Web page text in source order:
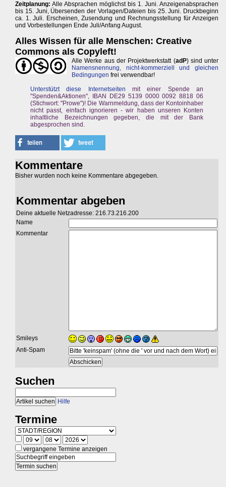
Zeitplanung: Alle Absprachen möglichst bis 1. Juni. Anzeigenabsprachen
bis 15. Juni, Übersenden der Vorlagen/Dateien bis 25. Juni. Druckbeginn
ca. 1. Juli. Erscheinen, Zusendung und Rechnungsstellung für Anzeigen
und Vorbestellungen Ende Juli/Anfang August.
Alles Wissen für alle Menschen: Creative
Commons als Copyleft!
Alle Werke aus der Projektwerkstatt (adP) sind unter
Namensnennung, nicht-kommerziell und gleichen
Bedingungen frei verwendbar!
Unterstützt diese Internetseiten mit einer Spende an
"Spenden&Aktionen", IBAN DE29 5139 0000 0092 8818 06
(Stichwort: "Prowe")! Die Warnmeldung, dass der Kontoinhaber
nicht passt, einfach ignorieren - wir haben unseren Konten
inhaltliche Bezeichnungen gegeben, die mit der Bank
abgesprochen sind.
Kommentare
Bisher wurden noch keine Kommentare abgegeben.
Kommentar abgeben
Deine aktuelle Netzadresse: 216.73.216.200
Name
Kommentar
Smileys
Anti-Spam
Suchen
Hilfe
Termine
vergangene Termine anzeigen